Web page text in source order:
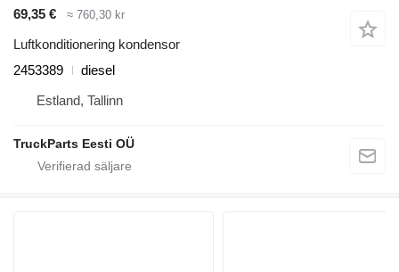
69,35 € ≈ 760,30 kr
Luftkonditionering kondensor
2453389
diesel
Estland, Tallinn
TruckParts Eesti OÜ